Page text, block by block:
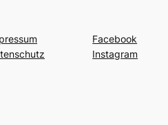
Facebook
Instagram